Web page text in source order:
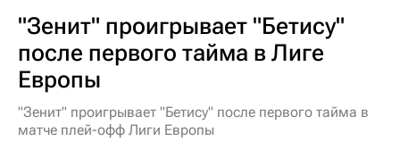
"Зенит" проигрывает "Бетису"
после первого тайма в Лиге
Европы
"Зенит" проигрывает "Бетису" после первого тайма в
матче плей-офф Лиги Европы